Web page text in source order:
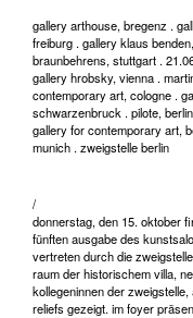
gallery arthouse, bregenz .
freiburg . gallery klaus
braunbehrens, stuttgart .
gallery hrobsky, vienna .
contemporary art, cologne .
schwarzenbruck . pilote,
gallery for contemporary art,
munich . zweigstelle berlin
/
donnerstag, den 15. oktober
fünften ausgabe des
vertreten durch die
raum der historischem villa,
kollegeninnen der
reliefs gezeigt. im foyer